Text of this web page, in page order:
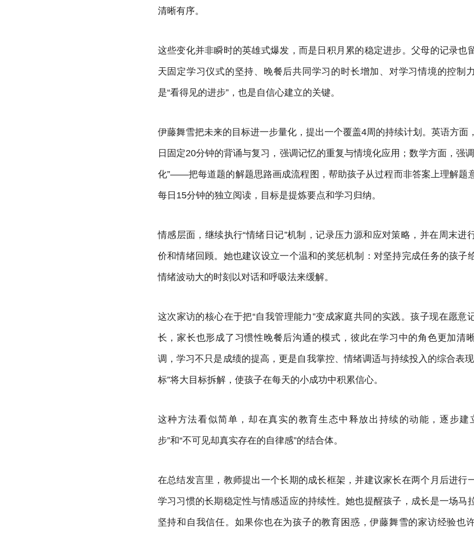
清晰有序。
这些变化并非瞬时的英雄式爆发，而是日积月累的稳定进步。父母的记录也
天固定学习仪式的坚持、晚餐后共同学习的时长增加、对学习情境的控制
是“看得见的进步”，也是自信心建立的关键。
伊藤舞雪把未来的目标进一步量化，提出一个覆盖4周的持续计划。英语方面
日固定20分钟的背诵与复习，强调记忆的重复与情境化应用；数学方面，强
化”——把每道题的解题思路画成流程图，帮助孩子从过程而非答案上理解题
每日15分钟的独立阅读，目标是提炼要点和学习归纳。
情感层面，继续执行“情绪日记”机制，记录压力源和应对策略，并在周末进
价和情绪回顾。她也建议设立一个温和的奖惩机制：对坚持完成任务的孩子
情绪波动大的时刻以对话和呼吸法来缓解。
这次家访的核心在于把“自我管理能力”变成家庭共同的实践。孩子现在愿意
长，家长也形成了习惯性晚餐后沟通的模式，彼此在学习中的角色更加清
调，学习不只是成绩的提高，更是自我掌控、情绪调适与持续投入的综合表
标”将大目标拆解，使孩子在每天的小成功中积累信心。
这种方法看似简单，却在真实的教育生态中释放出持续的动能，逐步建
步”和“不可见却真实存在的自律感”的结合体。
在总结发言里，教师提出一个长期的成长框架，并建议家长在两个月后进行
学习习惯的长期稳定性与情感适应的持续性。她也提醒孩子，成长是一场马
坚持和自我信任。如果你也在为孩子的教育困惑，伊藤舞雪的家访经验也